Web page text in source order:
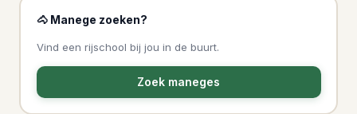
🐴 Manege zoeken?
Vind een rijschool bij jou in de buurt.
Zoek maneges